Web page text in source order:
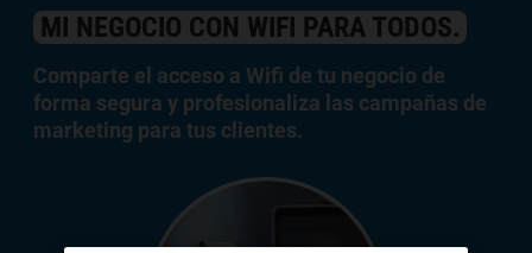
MI NEGOCIO CON WIFI PARA TODOS.
Comparte el acceso a Wifi de tu negocio de
forma segura y profesionaliza las campañas de
marketing para tus clientes.